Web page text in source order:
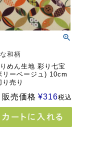
和柄
めん生地 彩り七宝
リーベージュ) 10cm
売り
販売価格 ¥316税込